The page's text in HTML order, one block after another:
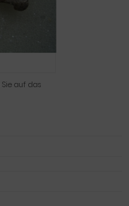
auf das